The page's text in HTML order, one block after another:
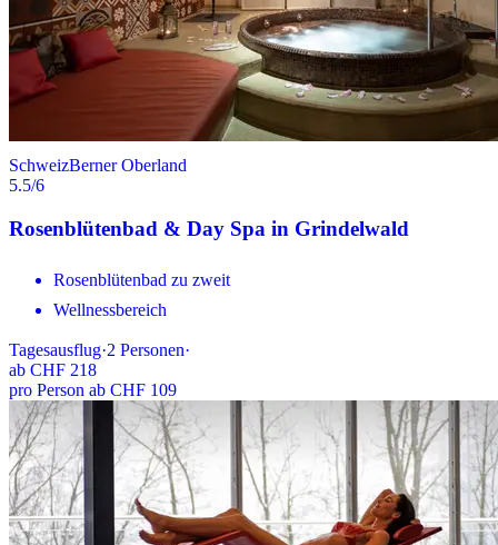
SchweizBerner Oberland
5.5/6
Rosenblütenbad & Day Spa in Grindelwald
Rosenblütenbad zu zweit
Wellnessbereich
Tagesausflug·2 Personen·
ab CHF 218
pro Person ab CHF 109